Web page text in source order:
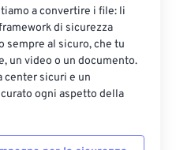
a convertire i file: li
di sicurezza
sempre al sicuro, che tu
un video o un documento.
center sicuri e un
ogni aspetto della